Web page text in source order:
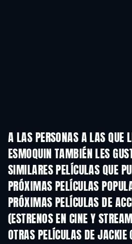
A LAS PERSONAS A LAS QUE
ESMOQUIN TAMBIÉN LES
SIMILARES PELÍCULAS QUE
PRÓXIMAS PELÍCULAS
PRÓXIMAS PELÍCULAS DE
(ESTRENOS EN CINE Y
OTRAS PELÍCULAS DE JACKIE